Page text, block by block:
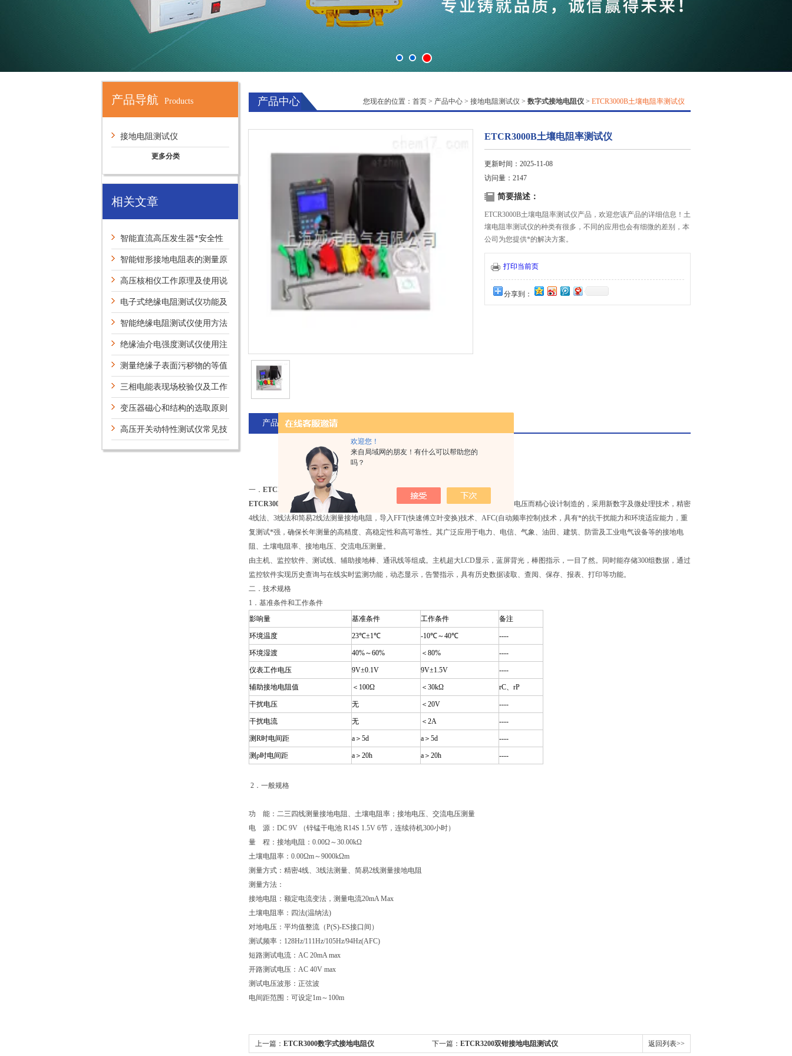
欢迎您！
来自局域网的朋友！有什么可以帮助您的
吗？
产品导航 Products
接地电阻测试仪
更多分类
相关文章
智能直流高压发生器*安全性
能提醒
智能钳形接地电阻表的测量原
理 高压核相仪工作原理及使用说
明 电子式绝缘电阻测试仪功能及
特点智能绝缘电阻测试仪使用方法
详细步骤
绝缘油介电强度测试仪使用注
意事项
测量绝缘子表面污秽物的等值
盐密的目的
三相电能表现场校验仪及工作
原理变压器磁心和结构的选取原则
与绕制方法
高压开关动特性测试仪常见技
术答疑
产品中心 您现在的位置： 首页 > 产品中心 > 接地电阻测试仪 > 数字式接地电阻仪 > ETCR3000B土壤电阻率测试仪
ETCR3000B土壤电阻率测试仪
更新时间：2025-11-08
访问量：2147
简要描述：
ETCR3000B土壤电阻率测试仪产品，欢迎您该产品的详细信息！土
壤电阻率测试仪的种类有很多，不同的应用也会有细微的差别，本
公司为您提供*的解决方案。
打印当前页
分享到：
产品介绍
一． ETCR3000B土壤电阻率测试仪
ETCR3000B土壤电阻率测试仪
专为现场测量接地电阻、土壤电阻率、接地电压、交流电压而精心设计制造的，采用新数字及微处理技术，精密
4线法、3线法和简易2线法测量接地电阻，导入FFT(快速傅立叶变换)技术、AFC(自动频率控制)技术，具有*的抗干扰能力和环境适应能力，重
复测试*强，确保长年测量的高精度、高稳定性和高可靠性。其广泛应用于电力、电信、气象、油田、建筑、防雷及工业电气设备等的接地电
阻、土壤电阻率、接地电压、交流电压测量。
由主机、监控软件、测试线、辅助接地棒、通讯线等组成。主机超大LCD显示，蓝屏背光，棒图指示，一目了然。同时能存储300组数据，通过
监控软件实现历史查询与在线实时监测功能，动态显示，告警指示，具有历史数据读取、查阅、保存、报表、打印等功能。
二． 技术规格
1．基准条件和工作条件
影响量
基准条件 工作条件 备注
环境温度 23℃±1℃ -10℃～40℃ ----
环境湿渡 40%～60% ＜80% ----
仪表工作电压 9V±0.1V 9V±1.5V ----
辅助接地电阻值 ＜100Ω ＜30kΩ rC、rP
干扰电压 无 ＜20V ----
干扰电流 无 ＜2A ----
测R时电间距 a＞5d a＞5d ----
测ρ时电间距 a＞20h a＞20h ----
2．一般规格
功 能：二三四线测量接地电阻、土壤电阻率；接地电压、交流电压测量
电 源：DC 9V （锌锰干电池 R14S 1.5V 6节，连续待机300小时）
量 程：接地电阻：0.00Ω～30.00kΩ
土壤电阻率：0.00Ωm～9000kΩm
测量方式：精密4线、3线法测量、简易2线测量接地电阻
测量方法：
接地电阻：额定电流变法，测量电流20mA Max
土壤电阻率：四法(温纳法)
对地电压：平均值整流（P(S)-ES接口间）
测试频率：128Hz/111Hz/105Hz/94Hz(AFC)
短路测试电流：AC 20mA max
开路测试电压：AC 40V max
测试电压波形：正弦波
电间距范围：可设定1m～100m
上一篇： ETCR3000数字式接地电阻仪 下一篇： ETCR3200双钳接地电阻测试仪 返回列表>>